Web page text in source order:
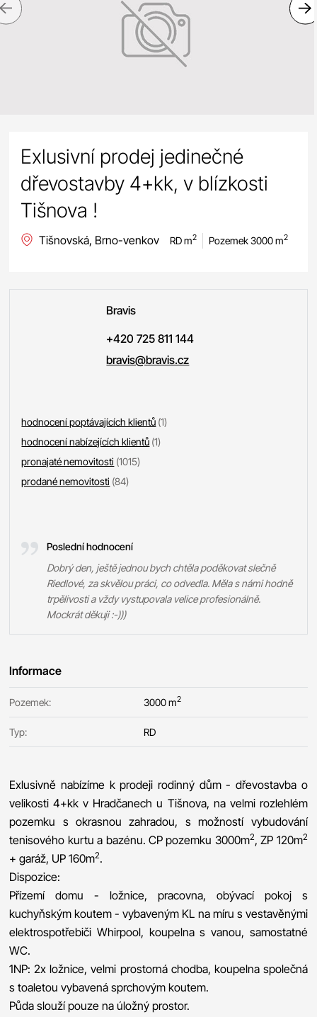
Exlusivní prodej jedinečné
dřevostavby 4+kk, v blízkosti
Tišnova !
Tišnovská, Brno-venkov RD m2 Pozemek 3000 m2
Bravis
+420 725 811 144
bravis@bravis.cz
hodnocení poptávajících klientů (1)
hodnocení nabízejících klientů (1)
pronajaté nemovitosti (1015)
prodané nemovitosti (84)
Poslední hodnocení
Dobrý den, ještě jednou bych chtěla poděkovat slečně
Riedlové, za skvělou práci, co odvedla. Měla s námi hodně
trpělivosti a vždy vystupovala velice profesionálně.
Mockrát děkuji :-)))
Informace
Pozemek: 3000 m2
Typ: RD
Exlusivně nabízíme k prodeji rodinný dům - dřevostavba o
velikosti 4+kk v Hradčanech u Tišnova, na velmi rozlehlém
pozemku s okrasnou zahradou, s možností vybudování
tenisového kurtu a bazénu. CP pozemku 3000m2, ZP 120m2
+ garáž, UP 160m2.
Dispozice:
Přízemí domu - ložnice, pracovna, obývací pokoj s
kuchyňským koutem - vybaveným KL na míru s vestavěnými
elektrospotřebiči Whirpool, koupelna s vanou, samostatné
WC.
1NP: 2x ložnice, velmi prostorná chodba, koupelna společná
s toaletou vybavená sprchovým koutem.
Půda slouží pouze na úložný prostor.